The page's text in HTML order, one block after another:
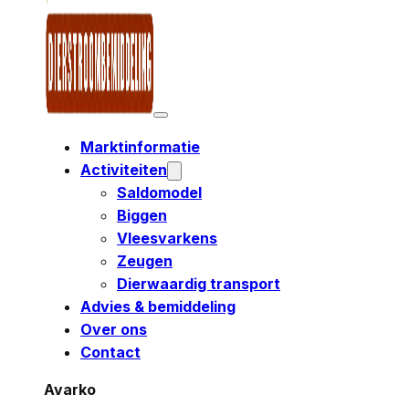
Marktinformatie
Activiteiten
Saldomodel
Biggen
Vleesvarkens
Zeugen
Dierwaardig transport
Advies & bemiddeling
Over ons
Contact
Avarko